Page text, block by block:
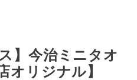
】今治ミニタオ
オリジナル】